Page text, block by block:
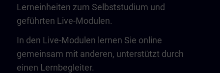
Lerneinheiten zum Selbststudium und
geführten Live-Modulen.
In den Live-Modulen lernen Sie online
gemeinsam mit anderen, unterstützt durch
einen Lernbegleiter.